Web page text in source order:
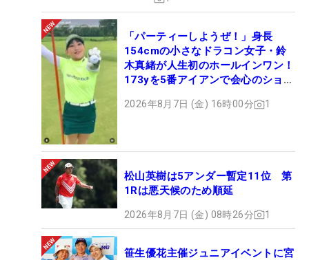
「パーティーしようぜ！」身長
154cmの小さなドラコン女子・鈴
木真緒が人生初のホールインワン！
173yを5番アイアンで会心のショッ
2026年8月7日 (金) 16時00分 1
松山英樹は5アンダー暫定11位 第
1Rは悪天候のため順延
2026年8月7日 (金) 08時26分 1
笹生優花主催ジュニアイベントに宮